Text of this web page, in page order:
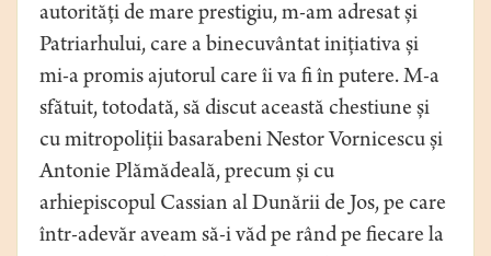
autorități de mare prestigiu, m-am adresat și
Patriarhului, care a binecuvântat inițiativa și
mi-a promis ajutorul care îi va fi în putere. M-a
sfătuit, totodată, să discut această chestiune și
cu mitropoliții basarabeni Nestor Vornicescu și
Antonie Plămădeală, precum și cu
arhiepiscopul Cassian al Dunării de Jos, pe care
într-adevăr aveam să-i văd pe rând pe fiecare la